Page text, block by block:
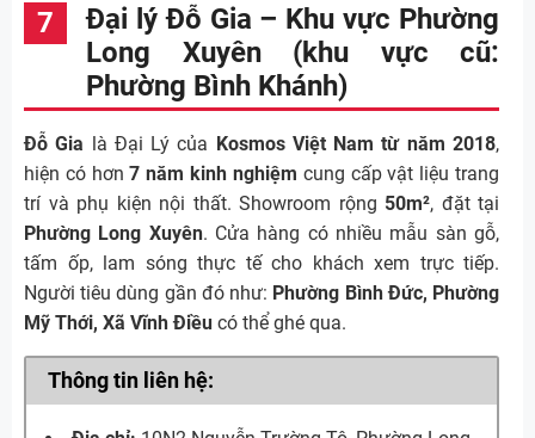
Đại lý Đỗ Gia – Khu vực Phường
Long Xuyên (khu vực cũ:
Phường Bình Khánh)
Đỗ Gia là Đại Lý của Kosmos Việt Nam từ năm 2018,
hiện có hơn7 năm kinh nghiệm cung cấp vật liệu trang
trí và phụ kiện nội thất. Showroom rộng 50m², đặt tại
Phường Long Xuyên. Cửa hàng có nhiều mẫu sàn gỗ,
tấm ốp, lam sóng thực tế cho khách xem trực tiếp.
Người tiêu dùng gần đó như: Phường Bình Đức, Phường
Mỹ Thới, Xã Vĩnh Điều có thể ghé qua.
Thông tin liên hệ: